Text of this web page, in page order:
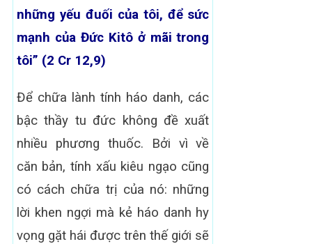
những yếu đuối của tôi, để sức
mạnh của Đức Kitô ở mãi trong
tôi” (2 Cr 12,9)
Để chữa lành tính háo danh, các
bậc thầy tu đức không đề xuất
nhiều phương thuốc. Bởi vì về
căn bản, tính xấu kiêu ngạo cũng
có cách chữa trị của nó: những
lời khen ngợi mà kẻ háo danh hy
vọng gặt hái được trên thế giới sẽ